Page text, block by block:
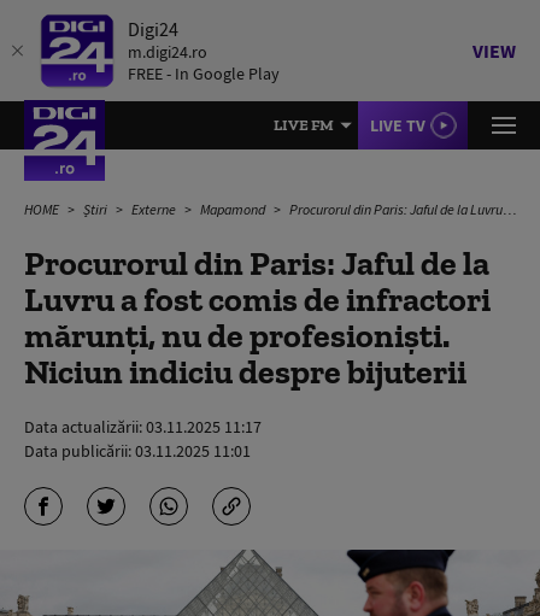
Digi24
m.digi24.ro
FREE - In Google Play
VIEW
LIVE FM LIVE TV
HOME Știri Externe Mapamond Procurorul din Paris: Jaful de la Luvru a fost comis de infractori mărunţi, nu de profesionişti. Niciun indiciu despre bijuterii
Procurorul din Paris: Jaful de la
Luvru a fost comis de infractori
mărunţi, nu de profesionişti.
Niciun indiciu despre bijuterii
Data actualizării:03.11.2025 11:17
Data publicării:03.11.2025 11:01